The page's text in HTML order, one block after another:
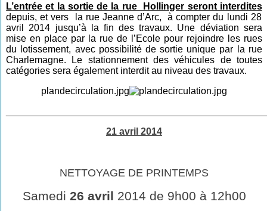
L’entrée et la sortie de la rue Hollinger seront interdites
depuis, et vers la rue Jeanne d’Arc, à compter du lundi 28
avril 2014 jusqu’à la fin des travaux. Une déviation sera
mise en place par la rue de l’Ecole pour rejoindre les rues
du lotissement, avec possibilité de sortie unique par la rue
Charlemagne.
Le stationnement des véhicules de toutes
catégories sera également interdit au niveau des travaux.
plandecirculation.jpg
21 avril 2014
NETTOYAGE DE PRINTEMPS
Samedi 26 avril 2014 de 9h00 à 12h00